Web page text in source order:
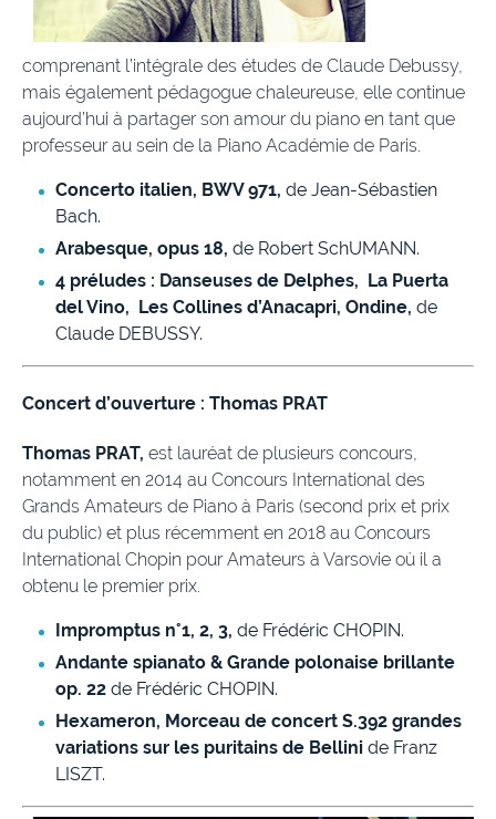
comprenant l’intégrale des études de Claude Debussy,
mais également pédagogue chaleureuse, elle continue
aujourd’hui à partager son amour du piano en tant que
professeur au sein de la Piano Académie de Paris.
Concerto italien, BWV 971, de Jean-Sébastien
Bach.
Arabesque, opus 18, de Robert SchUMANN.
4 préludes : Danseuses de Delphes, La Puerta
del Vino, Les Collines d’Anacapri, Ondine, de
Claude DEBUSSY.
Concert d’ouverture : Thomas PRAT
Thomas PRAT, est lauréat de plusieurs concours,
notamment en 2014 au Concours International des
Grands Amateurs de Piano à Paris (second prix et prix
du public) et plus récemment en 2018 au Concours
International Chopin pour Amateurs à Varsovie où il a
obtenu le premier prix.
Impromptus n°1, 2, 3, de Frédéric CHOPIN.
Andante spianato & Grande polonaise brillante
op. 22 de Frédéric CHOPIN.
Hexameron, Morceau de concert S.392 grandes
variations sur les puritains de Bellini de Franz
LISZT.